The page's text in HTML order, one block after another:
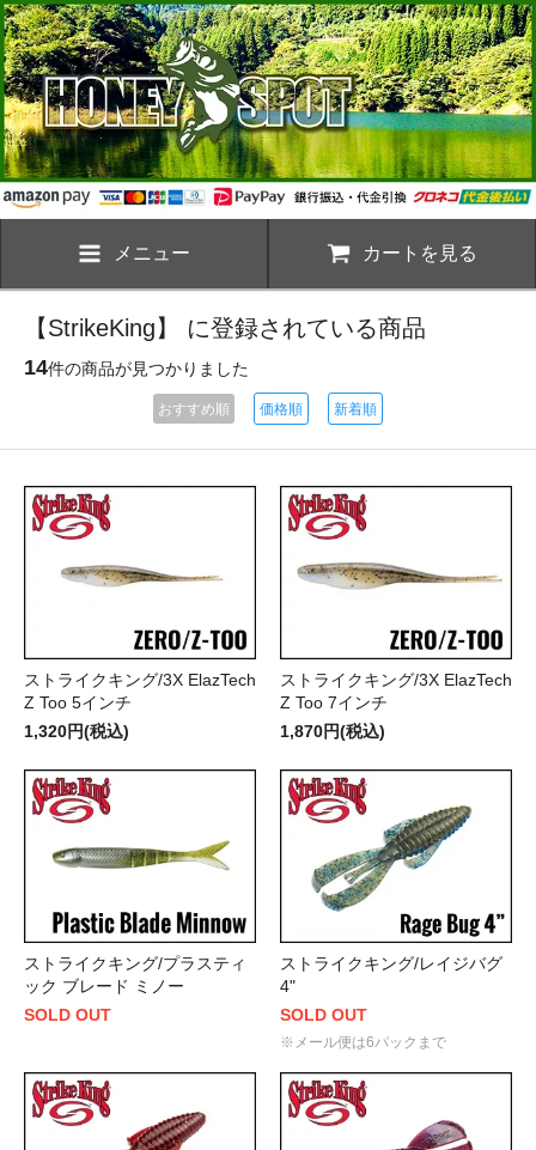
メニュー カートを見る
【StrikeKing】 に登録されている商品
14件の商品が見つかりました
おすすめ順 価格順 新着順
ストライクキング/3X ElazTech
Z Too 5インチ
1,320円(税込)
ストライクキング/3X ElazTech
Z Too 7インチ
1,870円(税込)
ストライクキング/プラスティ
ック ブレード ミノー
SOLD OUT
ストライクキング/レイジバグ
4"
SOLD OUT
※メール便は6パックまで